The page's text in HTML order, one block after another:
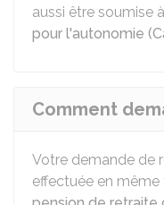
aussi être soumise
pour l'autonomie
Comment
Votre demande de
effectuée en